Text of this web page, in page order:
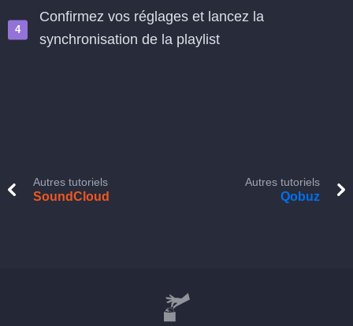
Confirmez vos réglages et lancez la
synchronisation de la playlist
Autres tutoriels
SoundCloud
Autres tutoriels
Qobuz